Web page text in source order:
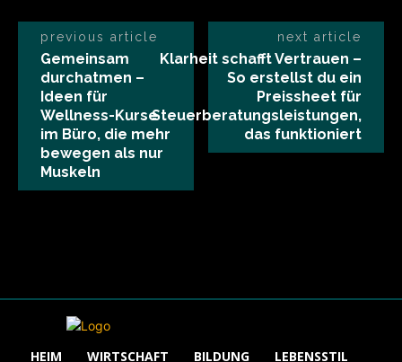
previous article
Gemeinsam
durchatmen –
Ideen für
Wellness-Kurse
im Büro, die mehr
bewegen als nur
Muskeln
next article
Klarheit schafft Vertrauen –
So erstellst du ein
Preissheet für
Steuerberatungsleistungen,
das funktioniert
HEIM WIRTSCHAFT BILDUNG LEBENSSTIL